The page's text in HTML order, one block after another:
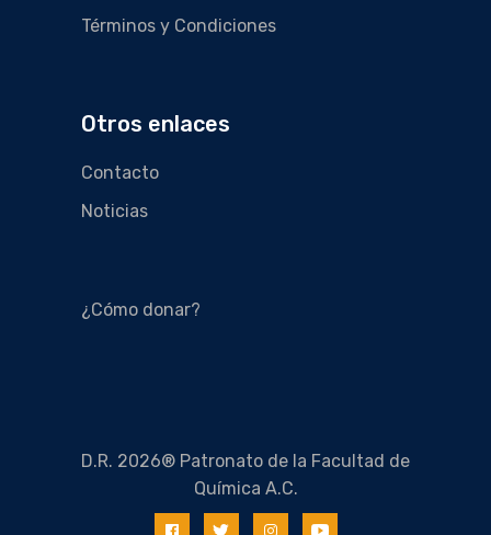
Términos y Condiciones
Otros enlaces
Contacto
Noticias
¿Cómo donar?
D.R. 2026® Patronato de la Facultad de
Química A.C.